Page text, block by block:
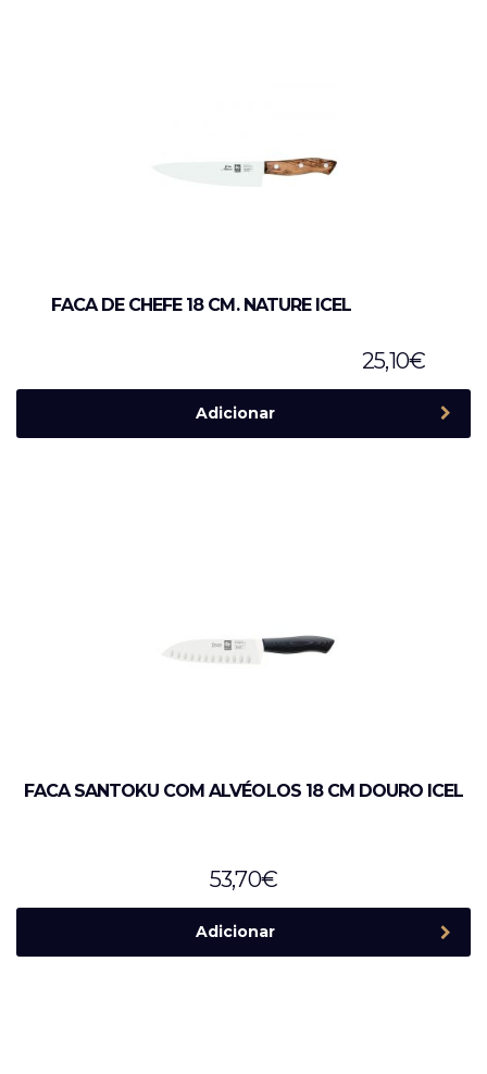
FACA DE CHEFE 18 CM. NATURE ICEL
25,10€
Adicionar
FACA SANTOKU COM ALVÉOLOS 18 CM DOURO ICEL
53,70€
Adicionar